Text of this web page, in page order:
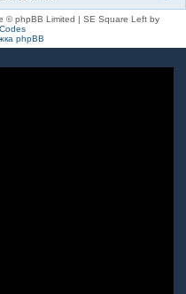
© phpBB Limited | SE Square Left by
phpBB